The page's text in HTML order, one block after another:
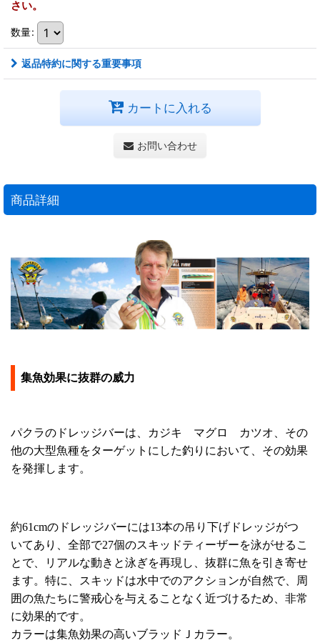
さい。
数量:
返品特約に関する重要事項
カートに入れる
お問い合わせ
商品詳細
集魚効果に抜群の威力
パクラのドレッジバーは、カジキ マグロ カツオ、その
他の大型魚種をターゲットにした釣りにおいて、その効果
を発揮します。
約61cmのドレッジバーには13本の吊り下げドレッジがつ
いてあり、全部で27個のスキッドティーザーを泳がせるこ
とで、リアルな動きと泳ぎを再現し、抜群に魚を引き寄せ
ます。特に、スキッドは水中でのアクションが自然で、周
囲の魚たちに警戒心を与えることなく近づけるため、非常
に効果的です。
カラーは集魚効果の高いブラッドＪカラー。